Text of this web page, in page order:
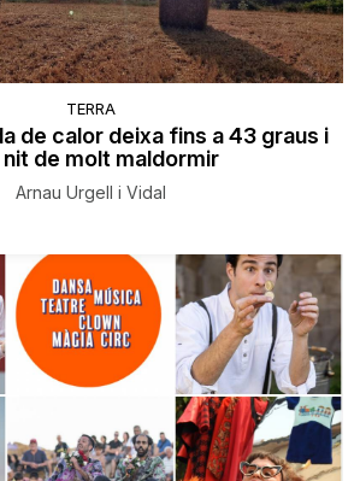
TERRA
de calor deixa fins a 43 graus i
nit de molt maldormir
Arnau Urgell i Vidal